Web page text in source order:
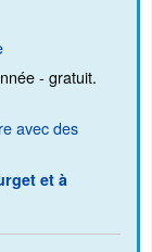
- gratuit.
avec des
et à